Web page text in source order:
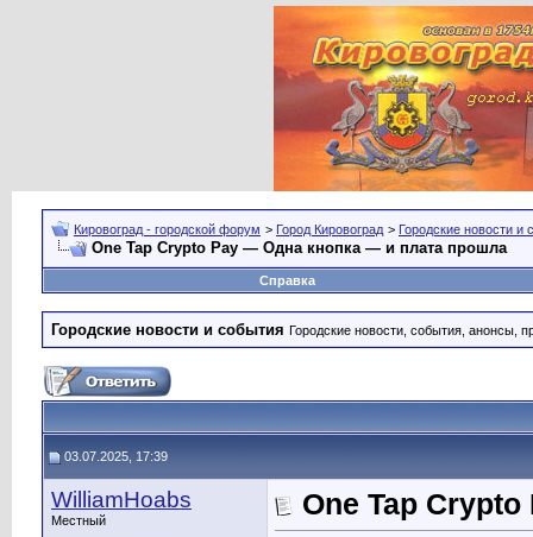
Кировоград - городской форум > Город Кировоград > Городские новости и
One Tap Crypto Pay — Одна кнопка — и плата прошла
Справка
Городские новости и события Городские новости, события, анонсы,
03.07.2025, 17:39
WilliamHoabs
Местный
One Tap